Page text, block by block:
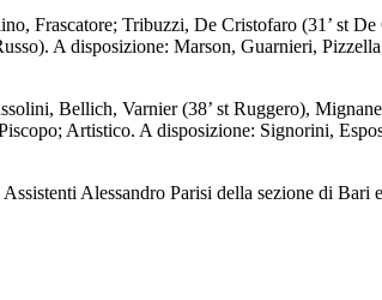
Frascatore; Tribuzzi, De Cristofaro (31’ st
A disposizione: Marson, Guarnieri,
Bellich, Varnier (38’ st Ruggero),
Artistico. A disposizione: Signorini,
Alessandro Parisi della sezione di